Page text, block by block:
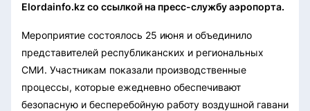
Elordainfo.kz со ссылкой на пресс-службу аэропорта.
Мероприятие состоялось 25 июня и объединило
представителей республиканских и региональных
СМИ. Участникам показали производственные
процессы, которые ежедневно обеспечивают
безопасную и бесперебойную работу воздушной гавани